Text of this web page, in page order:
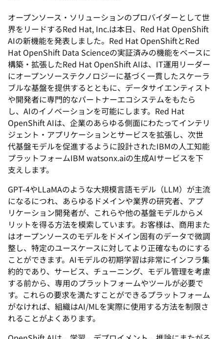
オープンソース・ソリューションのプロバイダーとして世
界をリードするRed Hat, Inc.は本日、Red Hat OpenShift
AIの新機能を発表しました。Red Hat OpenShiftとRed
Hat OpenShift Data Scienceの実証済みの機能をベースに
構築・拡張したRed Hat OpenShift AIは、IT運用リーダー
にオープンソーステクノロジーに基づく一貫したスケーラ
ブルな基盤を提供するとともに、データサイエンティスト
や開発者に専門的なパートナーエコシステムをもたら
し、AIのイノベーションを可能にします。Red Hat
OpenShift AIは、企業のあらゆる側面にわたってインテリ
ジェント・アプリケーションとサービスを拡張し、次世
代基盤モデルを促進するように設計されたIBMの人工知能
プラットフォームIBM watsonx.aiの生成AIサービスを下
支えします。
GPT-4やLLaMAのような大規模言語モデル（LLM）が主流
になるにつれ、あらゆるドメインや業界の研究者、アプ
リケーション開発者が、これらや他の基盤モデルからメ
リットを得る方法を模索しています。お客様は、商用また
はオープンソースのモデルをドメイン固有のデータで微調
整し、特定のユースケースに対してより正確なものにする
ことができます。AIモデルの初期学習は非常にインフラ集
約的であり、サービス、チューニング、モデル管理を考慮
する前から、専用のプラットフォームやツールが必要で
す。これらの要求を満たすことができるプラットフォーム
がなければ、組織はAI/MLを実際に使用する方法を制限さ
れることがよくあります。